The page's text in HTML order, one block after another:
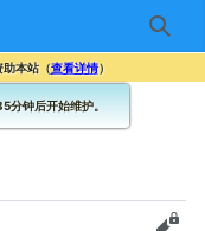
搜索
助本站（查看详情）
钟后开始维护。